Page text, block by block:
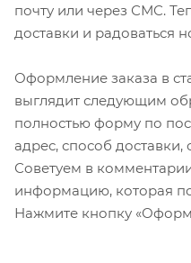
почту или через СМС.
доставки и радоваться
Оформление заказа в
выглядит следующим
полностью форму по
адрес, способ
Советуем в
информацию, которая
Нажмите кнопку